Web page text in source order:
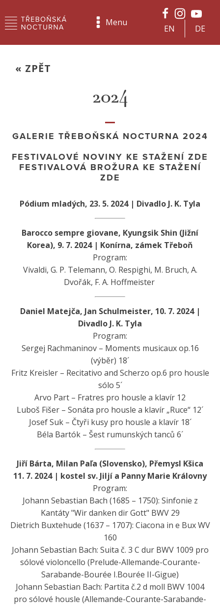
Menu
EN DE
2024
GALERIE TŘEBOŇSKÁ NOCTURNA 2024
FESTIVALOVÉ NOVINY KE STAŽENÍ ZDE
FESTIVALOVÁ BROŽURA KE STAŽENÍ
ZDE
Pódium mladých, 23. 5. 2024 | Divadlo J. K. Tyla
Barocco sempre giovane, Kyungsik Shin (Jižní
Korea), 9. 7. 2024 | Konírna, zámek Třeboň
Program:
Vivaldi, G. P. Telemann, O. Respighi, M. Bruch, A.
Dvořák, F. A. Hoffmeister
Daniel Matejča, Jan Schulmeister, 10. 7. 2024 |
Divadlo J. K. Tyla
Program:
Sergej Rachmaninov – Moments musicaux op.16
(výběr) 18´
Fritz Kreisler – Recitativo and Scherzo op.6 pro housle
sólo 5´
Arvo Part – Fratres pro housle a klavír 12
Luboš Fišer – Sonáta pro housle a klavír „Ruce“ 12´
Josef Suk – Čtyři kusy pro housle a klavír 18´
Béla Bartók – Šest rumunských tanců 6´
Jiří Bárta, Milan Paľa (Slovensko), Přemysl Kšica
11. 7. 2024 | kostel sv. Jiljí a Panny Marie Královny
Program:
Johann Sebastian Bach (1685 – 1750): Sinfonie z
Kantáty "Wir danken dir Gott" BWV 29
Dietrich Buxtehude (1637 – 1707): Ciacona in e Bux WV
160
Johann Sebastian Bach: Suita č. 3 C dur BWV 1009 pro
sólové violoncello (Prelude-Allemande-Courante-
Sarabande-Bourée I.Bourée II-Gigue)
Johann Sebastian Bach: Partita č.2 d moll BWV 1004
pro sólové housle (Allemande-Courante-Sarabande-
« ZPĚT